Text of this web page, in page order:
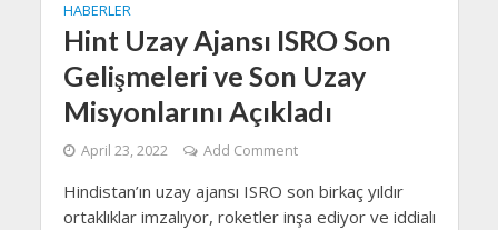
HABERLER
Hint Uzay Ajansı ISRO Son
Gelişmeleri ve Son Uzay
Misyonlarını Açıkladı
April 23, 2022 Add Comment
Hindistan’ın uzay ajansı ISRO son birkaç yıldır
ortaklıklar imzalıyor, roketler inşa ediyor ve iddialı